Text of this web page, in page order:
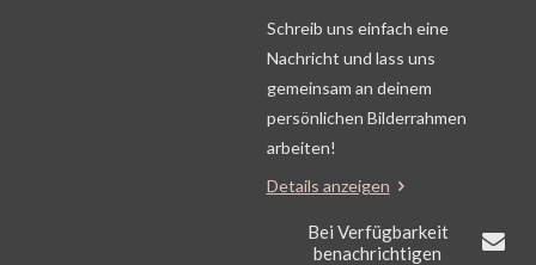
Schreib uns einfach eine
Nachricht und lass uns
gemeinsam an deinem
persönlichen Bilderrahmen
arbeiten!
Details anzeigen
Bei Verfügbarkeit
benachrichtigen